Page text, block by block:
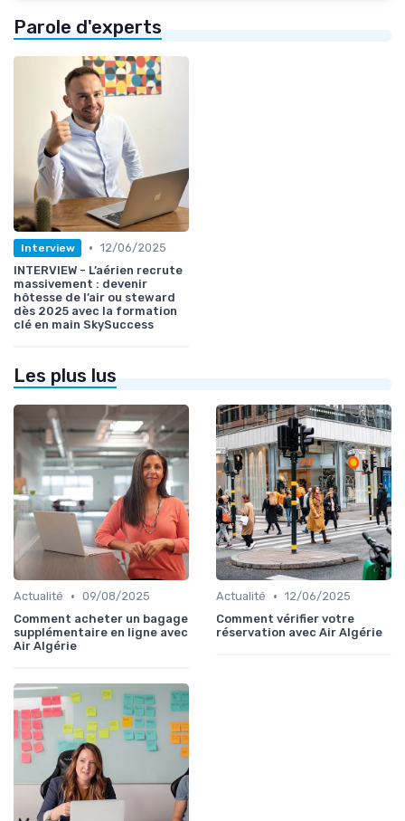
Parole d'experts
Interview • 12/06/2025
INTERVIEW - L’aérien recrute
massivement : devenir
hôtesse de l’air ou steward
dès 2025 avec la formation
clé en main SkySuccess
Les plus lus
Actualité • 09/08/2025
Comment acheter un bagage
supplémentaire en ligne avec
Air Algérie
Actualité • 12/06/2025
Comment vérifier votre
réservation avec Air Algérie